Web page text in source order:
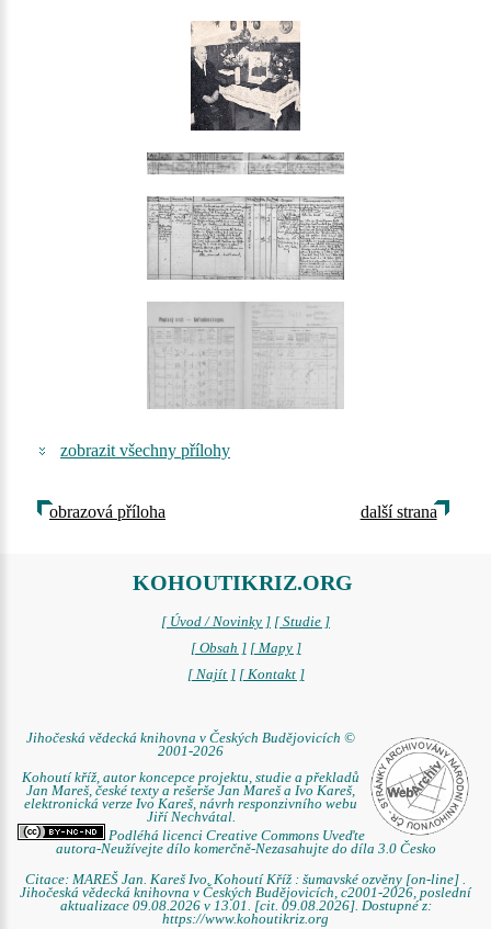
zobrazit všechny přílohy
obrazová příloha další strana
KOHOUTIKRIZ.ORG
[ Úvod / Novinky ] [ Studie ]
[ Obsah ] [ Mapy ]
[ Najít ] [ Kontakt ]
Jihočeská vědecká knihovna v Českých Budějovicích ©
2001-2026
Kohoutí kříž, autor koncepce projektu, studie a překladů
Jan Mareš, české texty a rešerše Jan Mareš a Ivo Kareš,
elektronická verze Ivo Kareš, návrh responzivního webu
Jiří Nechvátal.
Podléhá licenci Creative Commons Uveďte
autora-Neužívejte dílo komerčně-Nezasahujte do díla 3.0 Česko
Citace: MAREŠ Jan. Kareš Ivo. Kohoutí Kříž : šumavské ozvěny [on-line] .
Jihočeská vědecká knihovna v Českých Budějovicích, c2001-2026, poslední
aktualizace 09.08.2026 v 13.01. [cit. 09.08.2026]. Dostupné z:
https://www.kohoutikriz.org